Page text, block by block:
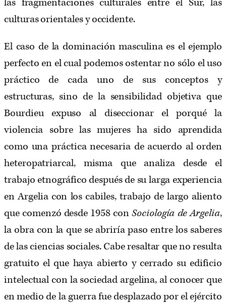
las fragmentaciones culturales entre el Sur, las
culturas orientales y occidente.
El caso de la dominación masculina es el ejemplo
perfecto en el cual podemos ostentar no sólo el uso
práctico de cada uno de sus conceptos y
estructuras, sino de la sensibilidad objetiva que
Bourdieu expuso al diseccionar el porqué la
violencia sobre las mujeres ha sido aprendida
como una práctica necesaria de acuerdo al orden
heteropatriarcal, misma que analiza desde el
trabajo etnográfico después de su larga experiencia
en Argelia con los cabiles, trabajo de largo aliento
que comenzó desde 1958 conSociología de Argelia,
la obra con la que se abriría paso entre los saberes
de las ciencias sociales. Cabe resaltar que no resulta
gratuito el que haya abierto y cerrado su edificio
intelectual con la sociedad argelina, al conocer que
en medio de la guerra fue desplazado por el ejército